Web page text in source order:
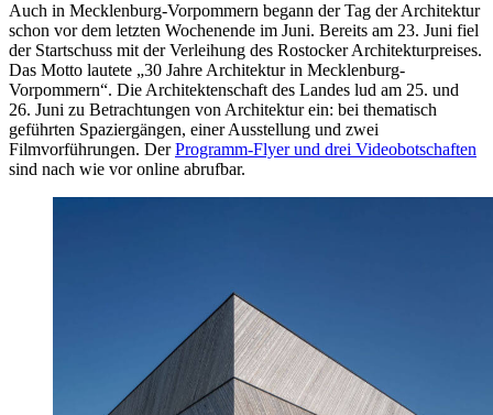
Auch in Mecklenburg-Vorpommern begann der Tag der Architektur
schon vor dem letzten Wochenende im Juni. Bereits am 23. Juni fiel
der Startschuss mit der Verleihung des Rostocker Architekturpreises.
Das Motto lautete „30 Jahre Architektur in Mecklenburg-
Vorpommern“. Die Architektenschaft des Landes lud am 25. und
26. Juni zu Betrachtungen von Architektur ein: bei thematisch
geführten Spaziergängen, einer Ausstellung und zwei
Filmvorführungen. DerProgramm-Flyer und drei Videobotschaften
sind nach wie vor online abrufbar.